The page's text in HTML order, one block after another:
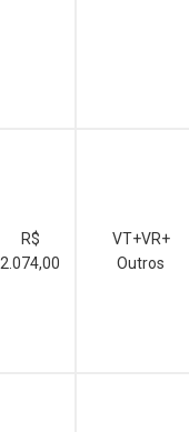
R$
2.074,00
VT+VR+
Outros